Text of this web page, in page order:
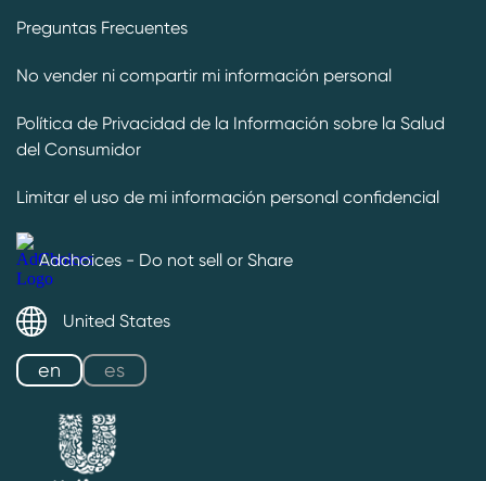
Preguntas Frecuentes
No vender ni compartir mi información personal
Política de Privacidad de la Información sobre la Salud
del Consumidor
Limitar el uso de mi información personal confidencial
Adchoices - Do not sell or Share
United States
en es